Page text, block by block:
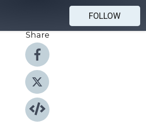
FOLLOW
Share